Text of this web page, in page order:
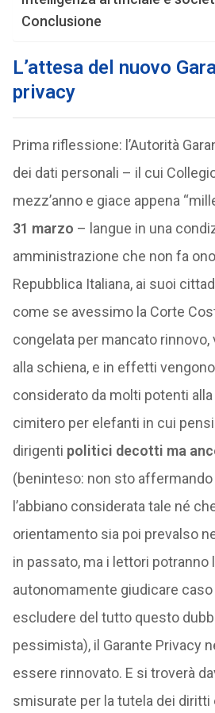
Conclusione
L’attesa del nuovo
privacy
Prima riflessione: l’Autorità
dei dati personali – il cui
mezz’anno e giace appena
31 marzo – langue in una
amministrazione che non fa
Repubblica Italiana, ai suoi
come se avessimo la Corte
congelata per mancato rinnovo,
alla schiena, e in effetti
considerato da molti potenti
cimitero per elefanti in cui
dirigenti politici decotti ma
(beninteso: non sto
l’abbiano considerata tale né
orientamento sia poi prevalso
in passato, ma i lettori potranno
autonomamente giudicare caso
escludere del tutto questo
pessimista), il Garante Privacy
essere rinnovato. E si troverà
smisurate per la tutela dei diritti